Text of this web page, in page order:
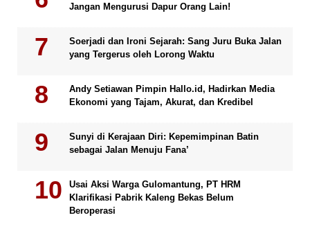
Jangan Mengurusi Dapur Orang Lain!
Soerjadi dan Ironi Sejarah: Sang Juru Buka Jalan
yang Tergerus oleh Lorong Waktu
Andy Setiawan Pimpin Hallo.id, Hadirkan Media
Ekonomi yang Tajam, Akurat, dan Kredibel
Sunyi di Kerajaan Diri: Kepemimpinan Batin
sebagai Jalan Menuju Fana’
Usai Aksi Warga Gulomantung, PT HRM
Klarifikasi Pabrik Kaleng Bekas Belum
Beroperasi